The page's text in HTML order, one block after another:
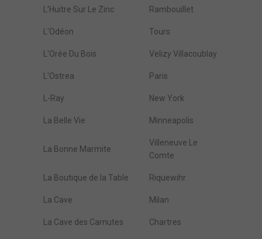
L'Huitre Sur Le Zinc Rambouillet
L'Odéon Tours
L'Orée Du Bois Velizy Villacoublay
L'Ostrea Paris
L-Ray New York
La Belle Vie Minneapolis
La Bonne Marmite
Villeneuve Le
Comte
La Boutique de la Table Riquewihr
La Cave Milan
La Cave des Carnutes Chartres